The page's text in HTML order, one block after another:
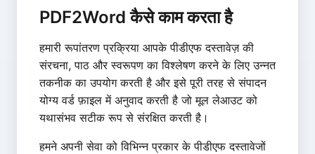
PDF2Word कैसे काम करता है
हमारी रूपांतरण प्रक्रिया आपके पीडीएफ दस्तावेज़ की
संरचना, पाठ और स्वरूपण का विश्लेषण करने के लिए उन्नत
तकनीक का उपयोग करती है और इसे पूरी तरह से संपादन
योग्य वर्ड फ़ाइल में अनुवाद करती है जो मूल लेआउट को
यथासंभव सटीक रूप से संरक्षित करती है।
हमने अपनी सेवा को विभिन्न प्रकार के पीडीएफ दस्तावेजों